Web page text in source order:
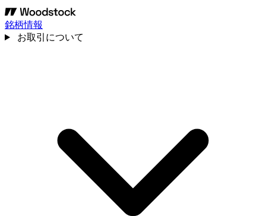
銘柄情報
お取引について